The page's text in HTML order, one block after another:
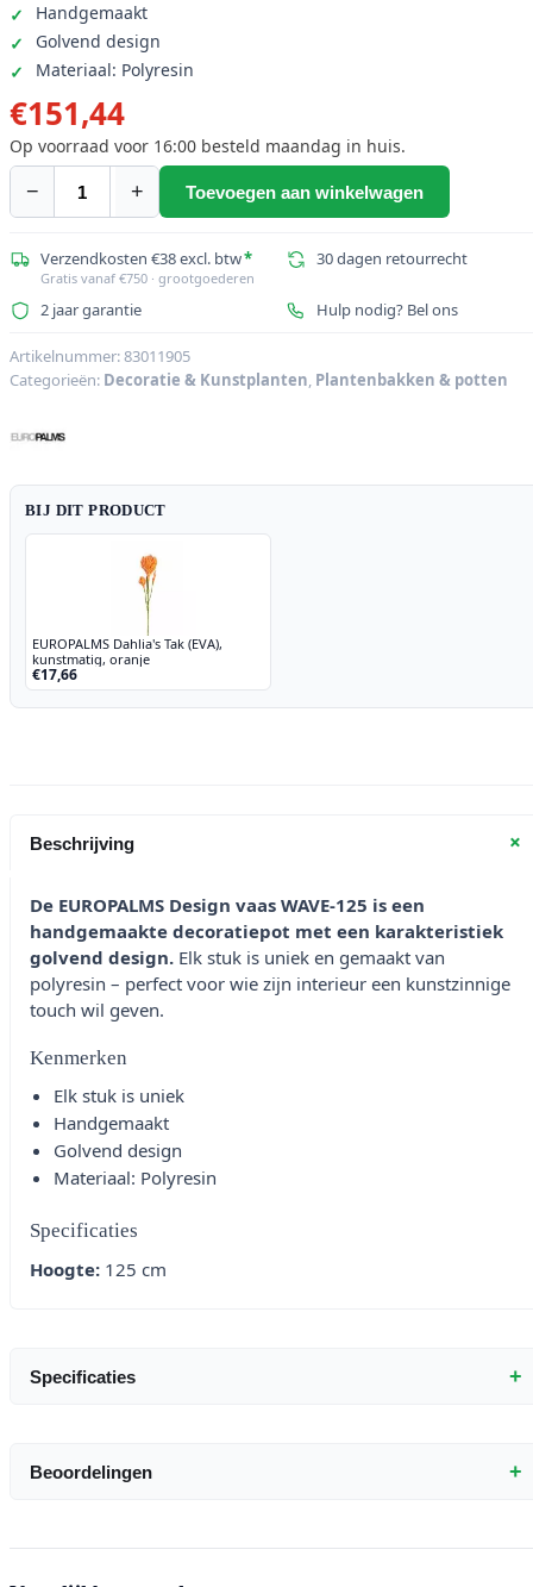
Handgemaakt
Golvend design
Materiaal: Polyresin
€151,44
Op voorraad voor 16:00 besteld maandag in huis.
−
EUROPALMS
vaas
WAVE-
125,
aantal
+ Toevoegen aan winkelwagen
Verzendkosten €38 excl. btw*
Gratis vanaf €750 · grootgoederen
30 dagen retourrecht
2 jaar garantie Hulp nodig? Bel ons
Artikelnummer:83011905
Categorieën: Decoratie & Kunstplanten, Plantenbakken & potten
BIJ DIT PRODUCT
EUROPALMS Dahlia's Tak (EVA),
kunstmatig, oranje
€17,66
Beschrijving +
De EUROPALMS Design vaas WAVE-125 is een
handgemaakte decoratiepot met een karakteristiek
golvend design. Elk stuk is uniek en gemaakt van
polyresin – perfect voor wie zijn interieur een kunstzinnige
touch wil geven.
Kenmerken
Elk stuk is uniek
Handgemaakt
Golvend design
Materiaal: Polyresin
Specificaties
Hoogte: 125 cm
Specificaties +
Beoordelingen +